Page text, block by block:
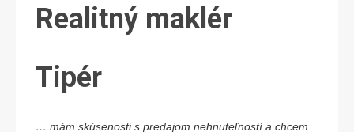
Realitný maklér
Tipér
… mám skúsenosti s predajom nehnuteľností a chcem